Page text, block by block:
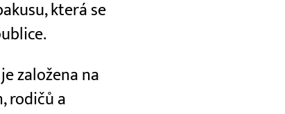
která se
založena na
rodičů a